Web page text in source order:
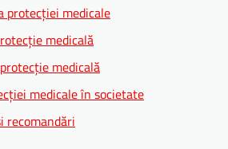
protecției medicale
medicală
medicală
medicale în societate
recomandări